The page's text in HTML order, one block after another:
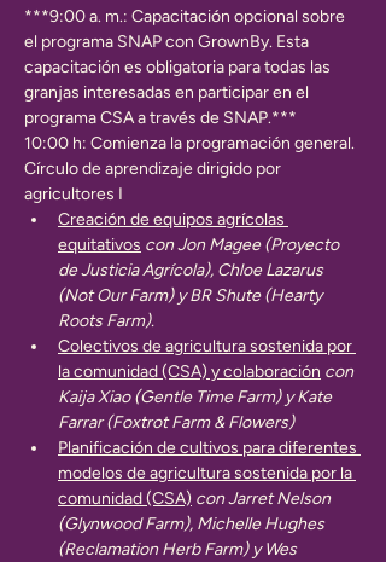
***9:00 a. m.: Capacitación opcional sobre
el programa SNAP con GrownBy. Esta
capacitación es obligatoria para todas las
granjas interesadas en participar en el
programa CSA a través de SNAP.***
10:00 h: Comienza la programación general.
Círculo de aprendizaje dirigido por
agricultores I
Creación de equipos agrícolas
equitativos con Jon Magee (Proyecto
de Justicia Agrícola), Chloe Lazarus
(Not Our Farm) y BR Shute (Hearty
Roots Farm).
Colectivos de agricultura sostenida por
la comunidad (CSA) y colaboración con
Kaija Xiao (Gentle Time Farm) y Kate
Farrar (Foxtrot Farm & Flowers)
Planificación de cultivos para diferentes
modelos de agricultura sostenida por la
comunidad (CSA) con Jarret Nelson
(Glynwood Farm), Michelle Hughes
(Reclamation Herb Farm) y Wes